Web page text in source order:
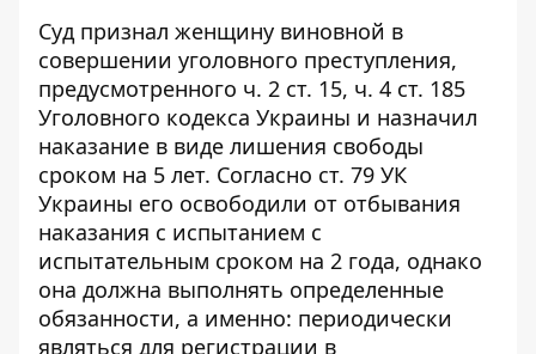
Суд признал женщину виновной в
совершении уголовного преступления,
предусмотренного ч. 2 ст. 15, ч. 4 ст. 185
Уголовного кодекса Украины и назначил
наказание в виде лишения свободы
сроком на 5 лет. Согласно ст. 79 УК
Украины его освободили от отбывания
наказания с испытанием с
испытательным сроком на 2 года, однако
она должна выполнять определенные
обязанности, а именно: периодически
являться для регистрации в